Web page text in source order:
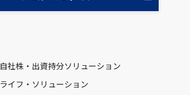
自社株・出資持分ソリューション
ライフ・ソリューション